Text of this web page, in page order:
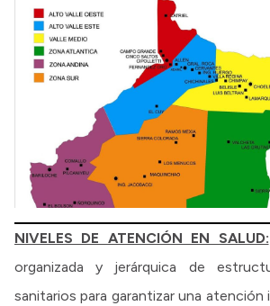
NIVELES DE ATENCIÓN EN SALUD:
organizada y jerárquica de
sanitarios para garantizar una